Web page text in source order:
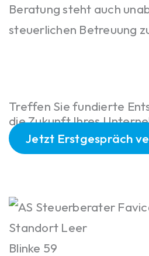
Beratung steht auch
steuerlichen Betreuung
Treffen Sie fundierte
die Zukunft Ihres
Jetzt Erstgespräch
Standort Leer
Blinke 59